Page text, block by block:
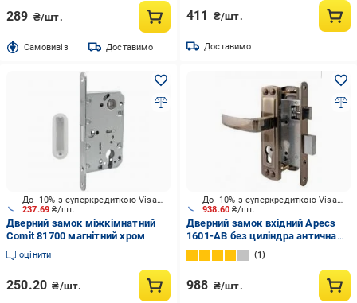
289 ₴/шт.
Cамовивіз Доставимо
411 ₴/шт.
Доставимо
237.69₴/шт.
До -10% з суперкредиткою Visa Вигода
Дверний замок міжкімнатний
Comit 81700 магнітний хром
оцінити
250.20 ₴/шт.
938.60₴/шт.
До -10% з суперкредиткою Visa Вигода
Дверний замок вхідний Apecs
1601-АВ без циліндра антична
бронза
1
988 ₴/шт.